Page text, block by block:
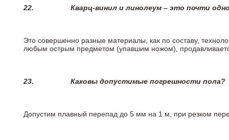
22. Кварц-винил и линолеум – это почти
Это совершенно разные материалы, как по составу,
любым острым предметом (упавшим ножом),
23. Каковы допустимые погрешности пола?
Допустим плавный перепад до 5 мм на 1 м, при резком